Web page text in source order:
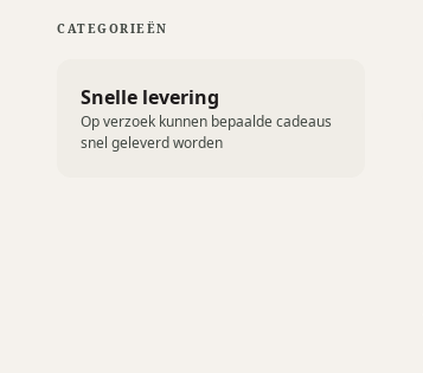
CATEGORIEËN
Snelle levering
Op verzoek kunnen bepaalde cadeaus
snel geleverd worden